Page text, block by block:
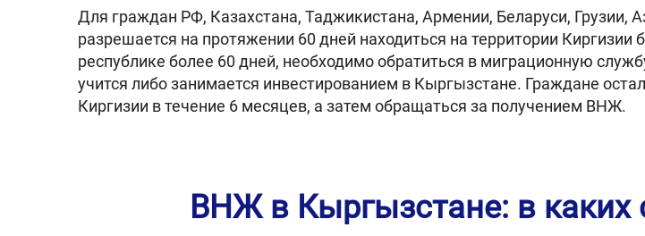
Для граждан РФ, Казахстана, Таджикистана, Армении, Беларуси, Грузии,
разрешается на протяжении 60 дней находиться на территории
республике более 60 дней, необходимо обратиться в миграционную
учится либо занимается инвестированием в Кыргызстане. Граждане
Киргизии в течение 6 месяцев, а затем обращаться за получением ВНЖ.
ВНЖ в Кыргызстане: в каких